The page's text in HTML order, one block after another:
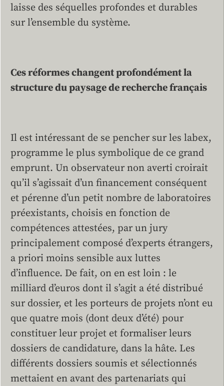
laisse des séquelles profondes et durables
sur l’ensemble du système.
Ces réformes changent profondément la
structure du paysage de recherche français
Il est intéressant de se pencher sur les labex,
programme le plus symbolique de ce grand
emprunt. Un observateur non averti croirait
qu’il s’agissait d’un financement conséquent
et pérenne d’un petit nombre de laboratoires
préexistants, choisis en fonction de
compétences attestées, par un jury
principalement composé d’experts étrangers,
a priori moins sensible aux luttes
d’influence. De fait, on en est loin : le
milliard d’euros dont il s’agit a été distribué
sur dossier, et les porteurs de projets n’ont eu
que quatre mois (dont deux d’été) pour
constituer leur projet et formaliser leurs
dossiers de candidature, dans la hâte. Les
différents dossiers soumis et sélectionnés
mettaient en avant des partenariats qui